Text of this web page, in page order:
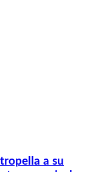
a su